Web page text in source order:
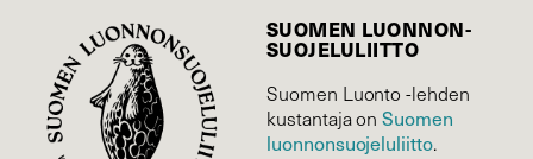
SUOMEN LUONNON­
SUOJELU­LIITTO
Suomen Luonto -lehden
kustantaja onSuomen
luonnonsuojelu­liitto.